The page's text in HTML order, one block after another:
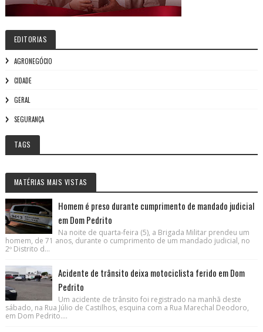
EDITORIAS
AGRONEGÓCIO
CIDADE
GERAL
SEGURANÇA
TAGS
MATÉRIAS MAIS VISTAS
Homem é preso durante cumprimento de mandado judicial
em Dom Pedrito
Na noite de quarta-feira (5), a Brigada Militar prendeu um
homem, de 71 anos, durante o cumprimento de um mandado judicial, no
2º Distrito d...
Acidente de trânsito deixa motociclista ferido em Dom
Pedrito
Um acidente de trânsito foi registrado na manhã deste
sábado, na Rua Júlio de Castilhos, esquina com a Rua Marechal Deodoro,
em Dom Pedrito....